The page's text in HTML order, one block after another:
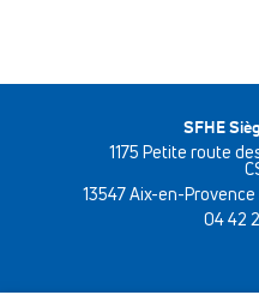
SFHE
1175 Petite route
13547 Aix-en-Provence
04 42